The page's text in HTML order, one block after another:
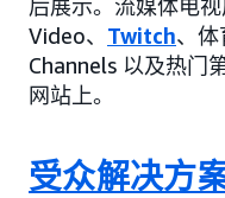
后展示。流媒体电
Video、 Twitch、
Channels 以及热门
网站上。
受众解决方